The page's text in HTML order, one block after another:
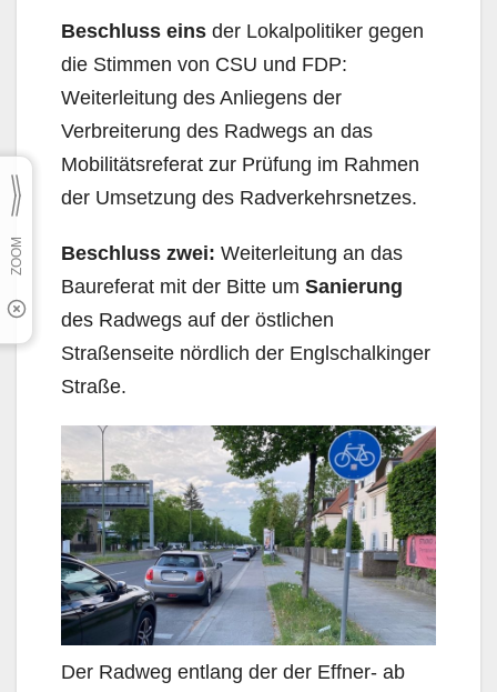
Beschluss eins der Lokalpolitiker gegen
die Stimmen von CSU und FDP:
Weiterleitung des Anliegens der
Verbreiterung des Radwegs an das
Mobilitätsreferat zur Prüfung im Rahmen
der Umsetzung des Radverkehrsnetzes.
Beschluss zwei: Weiterleitung an das
Baureferat mit der Bitte um Sanierung
des Radwegs auf der östlichen
Straßenseite nördlich der Englschalkinger
Straße.
Der Radweg entlang der der Effner- ab